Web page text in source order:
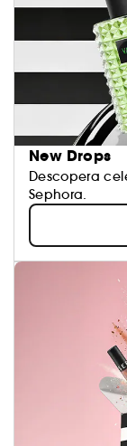
New Drops
Descopera
Sephora.